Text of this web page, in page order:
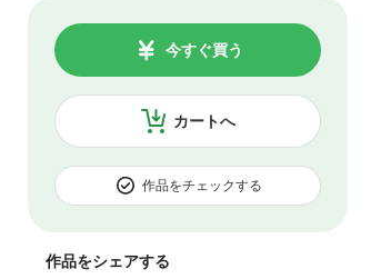
カートへ
今すぐ買う
作品をチェックする
作品をシェアする